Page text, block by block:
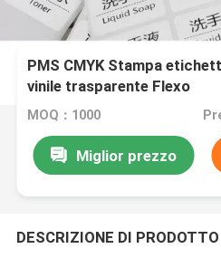
PMS CMYK Stampa
vinile trasparente Flexo
MOQ：1000
Miglior prezzo
DESCRIZIONE DI PRODOTTO